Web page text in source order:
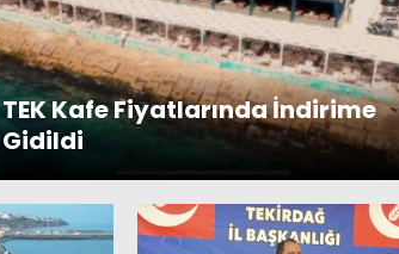
TEK Kafe Fiyatlarında İndirime
Gidildi